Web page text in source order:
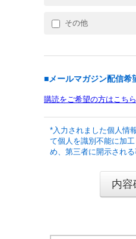
その他
■メールマガジン配信希
購読をご希望の方はこち
*入力されました個人情
て個人を識別不能に加
め、第三者に開示される